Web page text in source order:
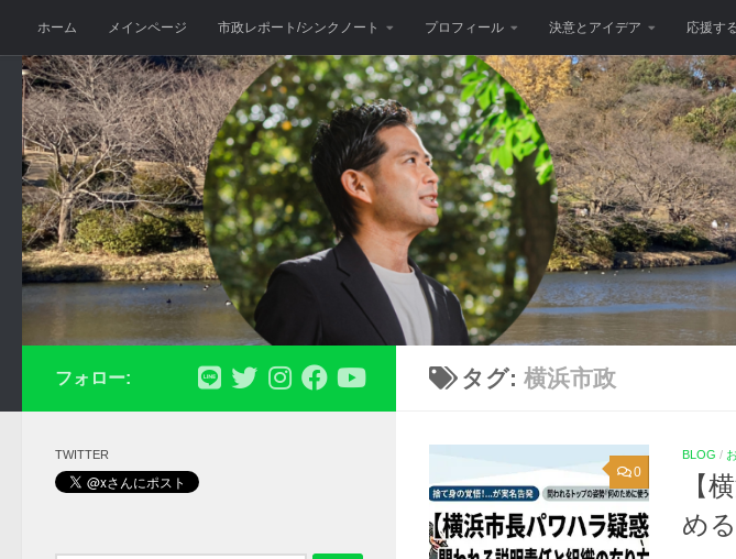
コンテンツへスキップ
ホーム メインページ 市政レポート/シンクノート プロフィール 決意とアイデア 応援す
タグ: 横浜市政
0
BLOG /
【
め
フォロー:
TWITTER